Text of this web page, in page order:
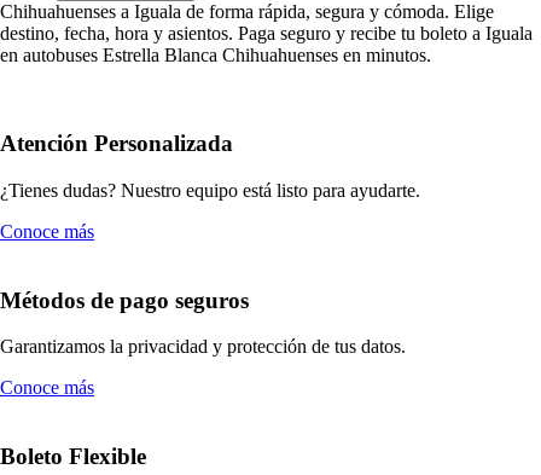
Chihuahuenses a Iguala de forma rápida, segura y cómoda. Elige
destino, fecha, hora y asientos. Paga seguro y recibe tu boleto a Iguala
en autobuses Estrella Blanca Chihuahuenses en minutos.
Atención Personalizada
¿Tienes dudas? Nuestro equipo está listo para ayudarte.
Conoce más
Métodos de pago seguros
Garantizamos la privacidad y protección de tus datos.
Conoce más
Boleto Flexible